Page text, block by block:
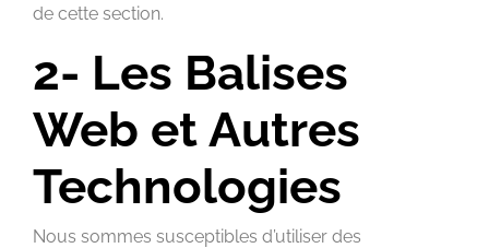
de cette section.
2- Les Balises
Web et Autres
Technologies
Nous sommes susceptibles d’utiliser des